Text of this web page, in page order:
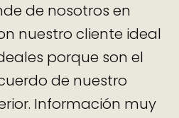
de nosotros en
nuestro cliente ideal
porque son el
de nuestro
Información muy